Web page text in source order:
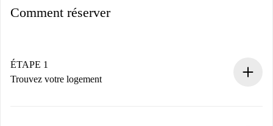
Comment réserver
ÉTAPE 1
Trouvez votre logement